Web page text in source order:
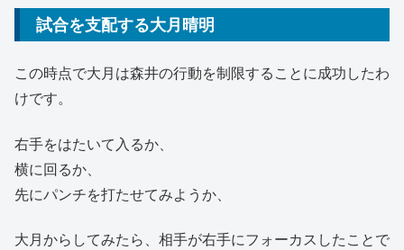
試合を支配する大月晴明
この時点で大月は森井の行動を制限することに成功したわ
けです。
右手をはたいて入るか、
横に回るか、
先にパンチを打たせてみようか、
大月からしてみたら、相手が右手にフォーカスしたことで